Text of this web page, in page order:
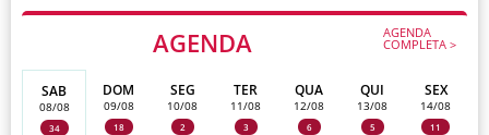
AGENDA AGENDA
COMPLETA >
SAB
08/08
34
DOM
09/08
18
SEG
10/08
2
TER
11/08
3
QUA
12/08
6
QUI
13/08
5
SEX
14/08
11